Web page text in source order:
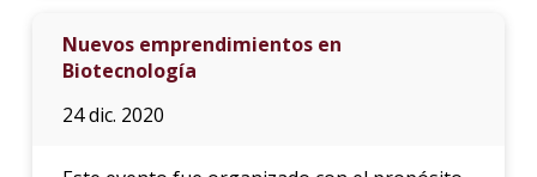
Nuevos emprendimientos en
Biotecnología
24 dic. 2020